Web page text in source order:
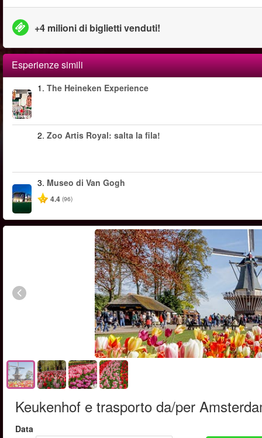
+4 milioni di biglietti venduti!
Esperienze simili
1. The Heineken Experience
2. Zoo Artis Royal: salta la fila!
3. Museo di Van Gogh
4.4 (96)
Keukenhof e trasporto da/per
Data